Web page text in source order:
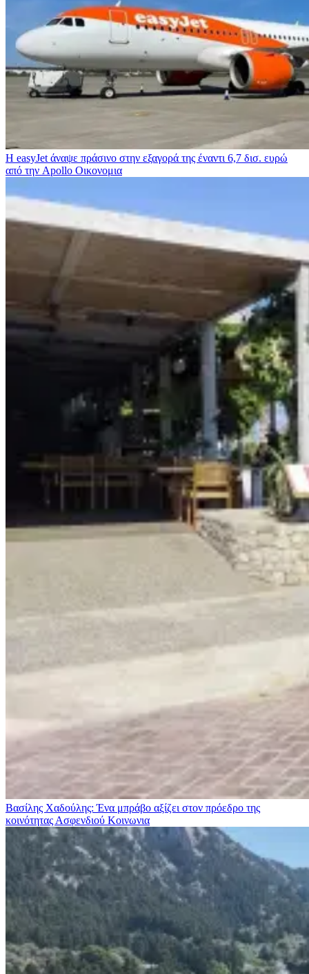
Η easyJet άναψε πράσινο στην εξαγορά της έναντι 6,7 δισ. ευρώ
από την Apollo Οικονομια
Βασίλης Χαδούλης: Ένα μπράβο αξίζει στον πρόεδρο της
κοινότητας Ασφενδιού Κοινωνια